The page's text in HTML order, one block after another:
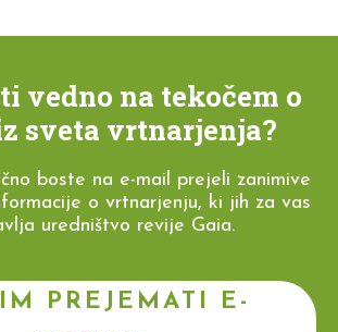
vedno na tekočem o
sveta vrtnarjenja?
boste na e-mail prejeli zanimive
o vrtnarjenju, ki jih za vas
uredništvo revije Gaia.
PREJEMATI E-